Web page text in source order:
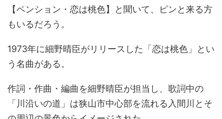
【ペンション・恋は桃色】と聞いて、ピンと来る方
もいるだろう。
1973年に細野晴臣がリリースした「恋は桃色」とい
う名曲がある。
作詞・作曲・編曲を細野晴臣が担当し、歌詞中の
「川沿いの道」は狭山市中心部を流れる入間川とそ